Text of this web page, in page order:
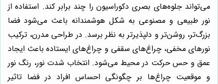
می‌تواند جلوه‌های بصری دکوراسیون را چند برابر کند. استفاده از
نور طبیعی و مصنوعی به شکل هوشمندانه باعث می‌شود فضا
بزرگ‌تر، روشن‌تر و دلپذیرتر به نظر برسد. در طراحی مدرن، ترکیب
نورهای مخفی، چراغ‌های سقفی و چراغ‌های ایستاده باعث ایجاد
عمق و حس حرکت در محیط می‌شود. انتخاب شدت نور، رنگ نور
و موقعیت چراغ‌ها بر چگونگی احساس افراد در فضا تاثیر